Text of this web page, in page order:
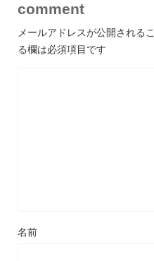
comment
メールアドレスが公開される
る欄は必須項目です
名前